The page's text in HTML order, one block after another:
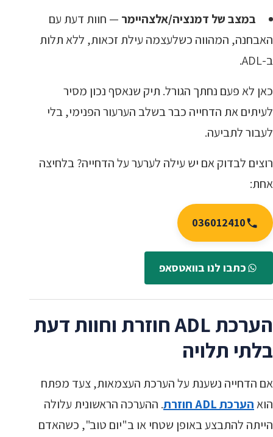
במצב של דמנציה/אלצהיימר — חוות דעת עם
האבחנה, המהווה כשלעצמה עילת זכאות, ללא תלות
ב-ADL.
כאן לא פעם נחתך הגורל. תיק שנאסף נכון מסיר
לעיתים את הדחייה כבר בשלב הערעור הפנימי, בלי
לעבור לתביעה.
רוצים לבדוק אם יש עילה לערער על הדחייה? בלחיצה
אחת:
036012410
כתבו לנו בוואטסאפ
הערכת ADL חוזרת וחוות דעת
בלתי תלויה
אם הדחייה נשענת על הערכת העצמאות, צעד מפתח
הואהערכת ADL חוזרת
. ההערכה הראשונית עלולה
הייתה להתבצע באופן שטחי או ב"יום טוב", כשהאדם